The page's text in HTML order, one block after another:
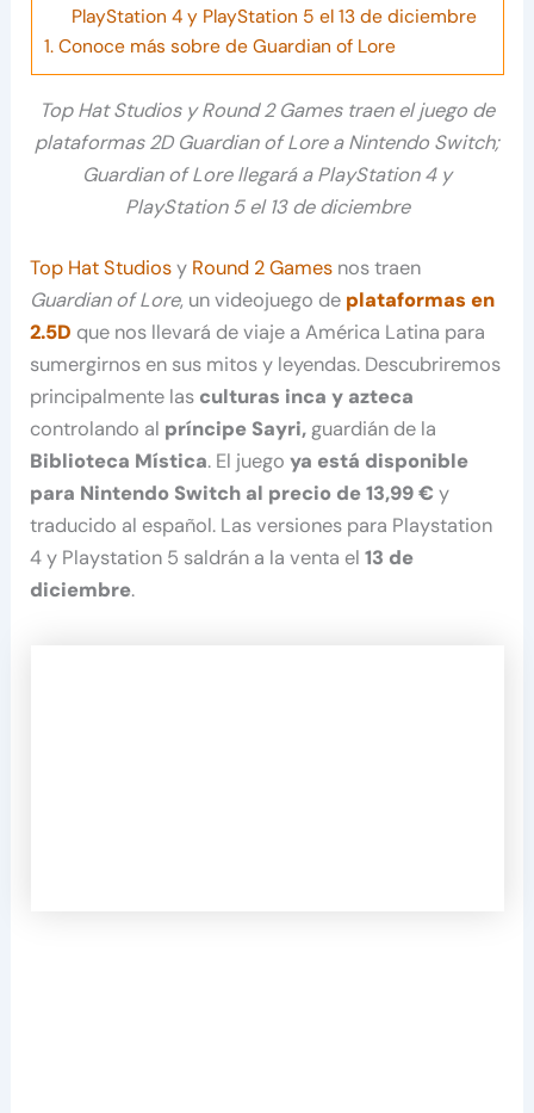
PlayStation 4 y PlayStation 5 el 13 de diciembre
1.Conoce más sobre de Guardian of Lore
Top Hat Studios y Round 2 Games traen el juego de
plataformas 2D Guardian of Lore a Nintendo Switch;
Guardian of Lore llegará a PlayStation 4 y
PlayStation 5 el 13 de diciembre
Top Hat Studiosy Round 2 Games nos traen
Guardian of Lore, un videojuego de plataformas en
2.5D que nos llevará de viaje a América Latina para
sumergirnos en sus mitos y leyendas. Descubriremos
principalmente las culturas inca y azteca
controlando al príncipe Sayri, guardián de la
Biblioteca Mística. El juegoya está disponible
para Nintendo Switch al precio de 13,99 € y
traducido al español. Las versiones para Playstation
4 y Playstation 5 saldrán a la venta el13 de
diciembre.